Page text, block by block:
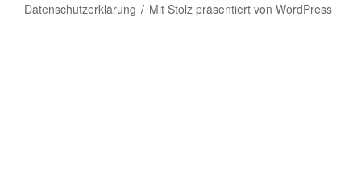
Datenschutzerklärung Mit Stolz präsentiert von WordPress